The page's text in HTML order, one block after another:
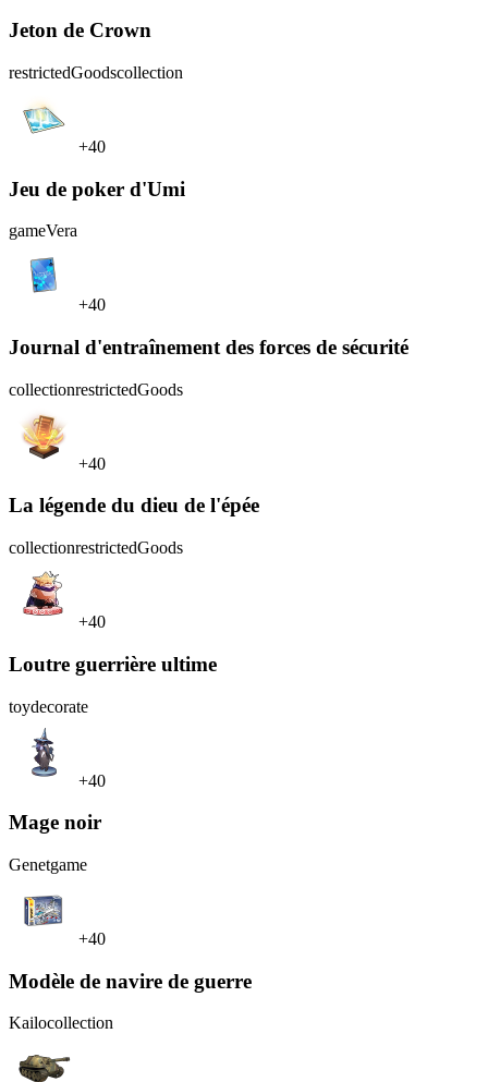
Jeton de Crown
restrictedGoodscollection
+40
Jeu de poker d'Umi
gameVera
+40
Journal d'entraînement des forces de sécurité
collectionrestrictedGoods
+40
La légende du dieu de l'épée
collectionrestrictedGoods
+40
Loutre guerrière ultime
toydecorate
+40
Mage noir
Genetgame
+40
Modèle de navire de guerre
Kailocollection